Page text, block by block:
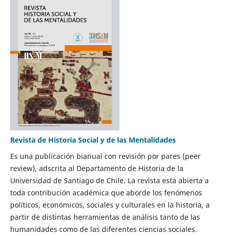
Revista de Historia Social y de las Mentalidades
Es una publicación bianual con revisión por pares (peer
review), adscrita al Departamento de Historia de la
Universidad de Santiago de Chile. La revista esta abierta a
toda contribución académica que aborde los fenómenos
políticos, económicos, sociales y culturales en la historia, a
partir de distintas herramientas de análisis tanto de las
humanidades como de las diferentes ciencias sociales.